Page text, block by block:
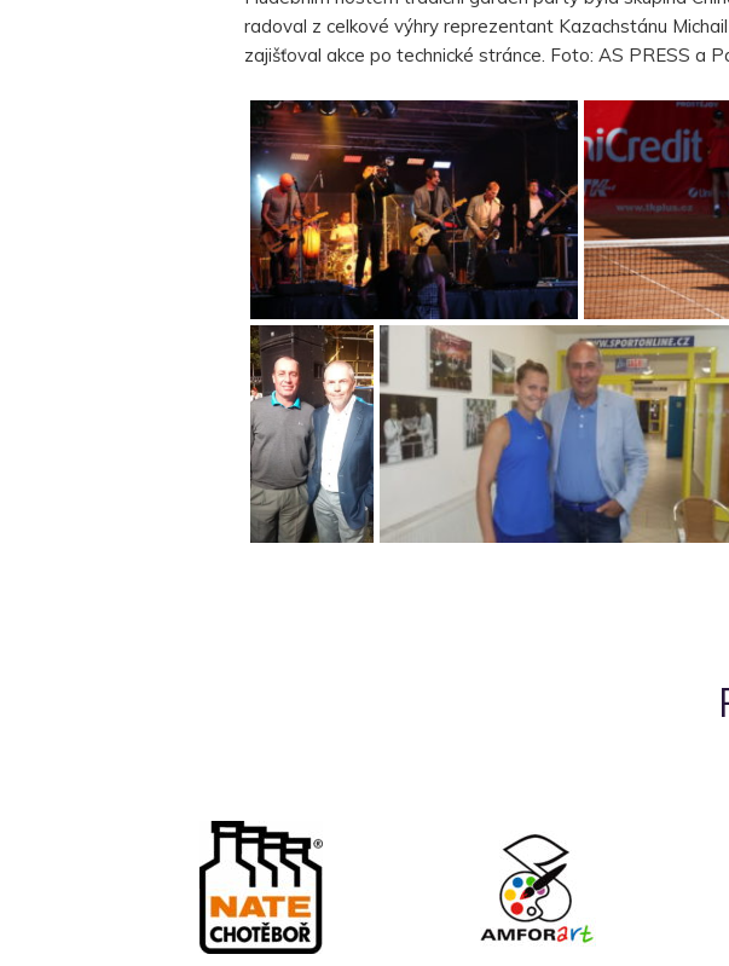
radoval z celkové výhry reprezentant Kazachstánu
zajišťoval akce po technické stránce. Foto: AS PRESS a